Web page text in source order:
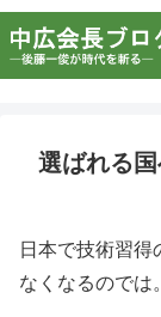
選ばれる
日本で技術習
なくなるのでは。